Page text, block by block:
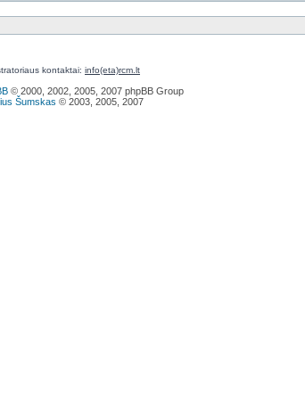
kontaktai: info(eta)rcm.lt
© 2000, 2002, 2005, 2007 phpBB Group
Šumskas © 2003, 2005, 2007